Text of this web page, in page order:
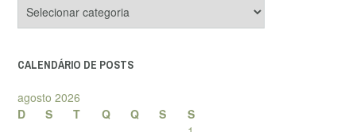
de
CALENDÁRIO DE POSTS
agosto 2026
D
S T Q Q S
S